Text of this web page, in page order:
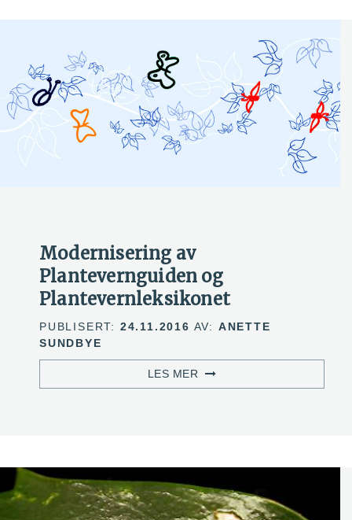
Modernisering av
Plantevernguiden og
Plantevernleksikonet
PUBLISERT: 24.11.2016 AV: ANETTE
SUNDBYE
LES MER